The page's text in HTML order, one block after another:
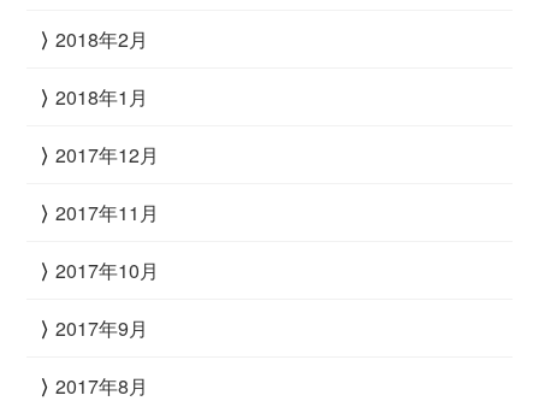
2018年2月
2018年1月
2017年12月
2017年11月
2017年10月
2017年9月
2017年8月